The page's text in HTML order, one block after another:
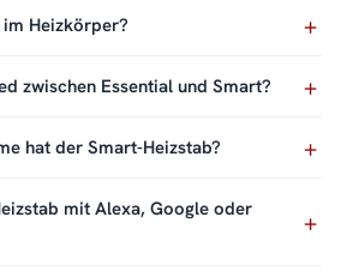
Heizkörper?
zwischen Essential und Smart?
hat der Smart-Heizstab?
mit Alexa, Google oder